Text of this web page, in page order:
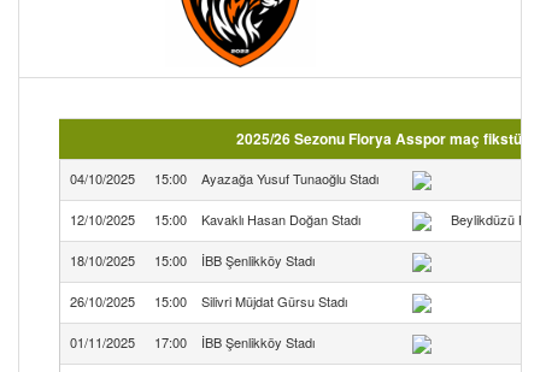
2025/26 Sezonu Florya Asspor maç fikstürü
04/10/2025 15:00 Ayazağa Yusuf Tunaoğlu Stadı
12/10/2025 15:00 Kavaklı Hasan Doğan Stadı Beylikdüzü
18/10/2025 15:00 İBB Şenlikköy Stadı
26/10/2025 15:00 Silivri Müjdat Gürsu Stadı
01/11/2025 17:00 İBB Şenlikköy Stadı